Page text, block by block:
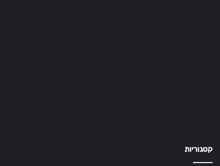
קטגוריות